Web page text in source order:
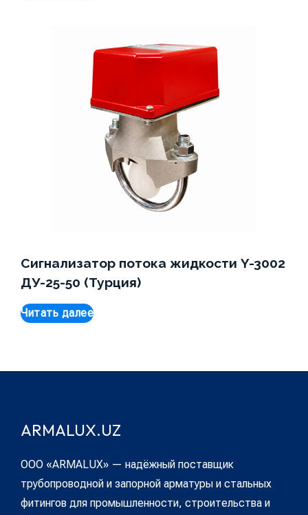
Сигнализатор потока жидкости Y-3002
ДУ-25-50 (Турция)
Читать далее
ARMALUX.UZ
ООО «ARMALUX» — надёжный поставщик
трубопроводной и запорной арматуры и стальных
фитингов для промышленности, строительства и